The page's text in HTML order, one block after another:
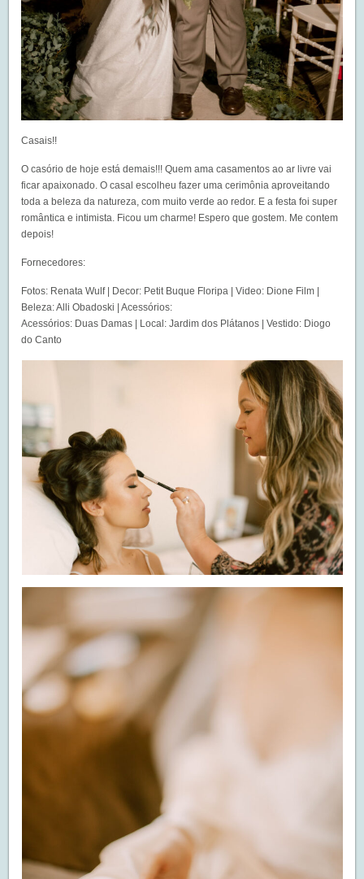
Casais!!
O casório de hoje está demais!!! Quem ama casamentos ao ar livre vai
ficar apaixonado. O casal escolheu fazer uma cerimônia aproveitando
toda a beleza da natureza, com muito verde ao redor. E a festa foi super
romântica e intimista. Ficou um charme! Espero que gostem. Me contem
depois!
Fornecedores:
Fotos: Renata Wulf | Decor: Petit Buque Floripa | Video: Dione Film |
Beleza: Alli Obadoski | Acessórios:
Acessórios: Duas Damas | Local: Jardim dos Plátanos | Vestido: Diogo
do Canto